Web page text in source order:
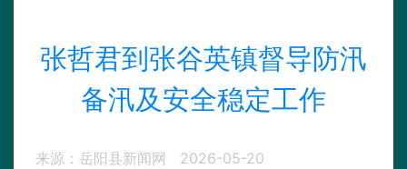
张哲君到张谷英镇督导防汛
备汛及安全稳定工作
来源：岳阳县新闻网
2026-05-20